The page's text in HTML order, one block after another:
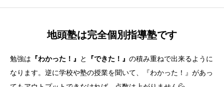
地頭塾は完全個別指導塾です
勉強は 『わかった！』 と 『できた！』 の積み重ねで出来るように
なります。逆に学校や塾の授業を聞いて、『わかった！』があっ
フリースクール部門